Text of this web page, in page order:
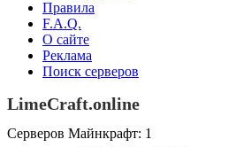
Правила
F.A.Q.
О сайте
Реклама
Поиск серверов
LimeCraft.online
Серверов Майнкрафт: 1